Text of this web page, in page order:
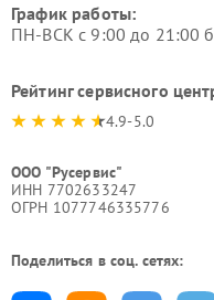
График работы:
ПН-ВСК с 9:00 до 21:00
Рейтинг сервисного
4.9-5.0
ООО "Русервис"
ИНН 7702633247
ОГРН 1077746335776
Поделиться в соц. сетях: